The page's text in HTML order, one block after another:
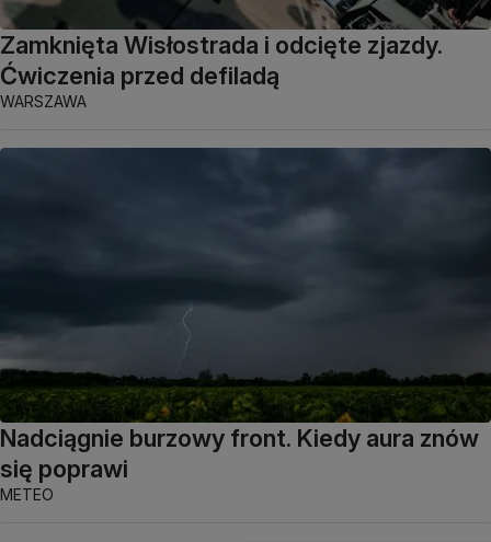
Zamknięta Wisłostrada i odcięte zjazdy.
Ćwiczenia przed defiladą
WARSZAWA
Nadciągnie burzowy front. Kiedy aura znów
się poprawi
METEO